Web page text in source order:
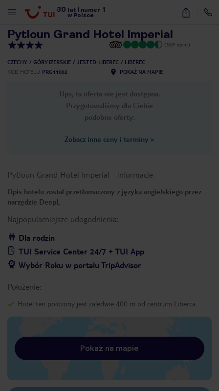
30 lat numer 1
w Polsce
22
Pytloun Grand Hotel Imperial
(369 opinii)
CZECHY GÓRY IZERSKIE JESTED-LIBEREC
LIBEREC
KOD HOTELU PRG11002 POKAŻ NA MAPIE
Ups, ta oferta nie jest dostępna.
Przygotowaliśmy dla Ciebie
podobne oferty:
Zobacz inne ceny i terminy »
Pytloun Grand Hotel Imperial - informacje
Opis hotelu został przetłumaczony z języka angielskiego przez
narzędzie DeepL
Najpopularniejsze udogodnienia:
Dla rodzin
TUI Service Center 24/7 + TUI App
Wybór Roku w portalu TripAdvisor
Położenie:
Hotel ten położony jest zaledwie 400 m od centrum Liberca.
Pokaż na mapie